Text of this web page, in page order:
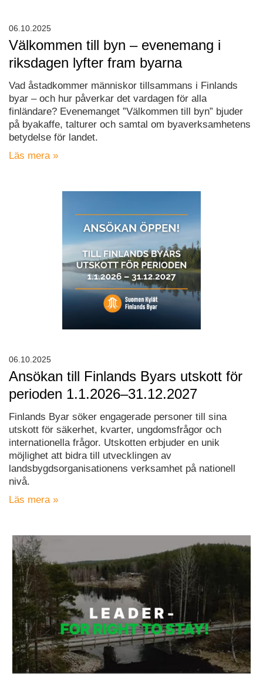
Välkommen till byn – evenemang i
riksdagen lyfter fram byarna
Vad åstadkommer människor tillsammans i Finlands
byar – och hur påverkar det vardagen för alla
finländare? Evenemanget ”Välkommen till byn” bjuder
på byakaffe, talturer och samtal om byaverksamhetens
betydelse för landet.
Läs mera »
06.10.2025
Ansökan till Finlands Byars utskott för
perioden 1.1.2026–31.12.2027
Finlands Byar söker engagerade personer till sina
utskott för säkerhet, kvarter, ungdomsfrågor och
internationella frågor. Utskotten erbjuder en unik
möjlighet att bidra till utvecklingen av
landsbygdsorganisationens verksamhet på nationell
nivå.
Läs mera »
06.10.2025